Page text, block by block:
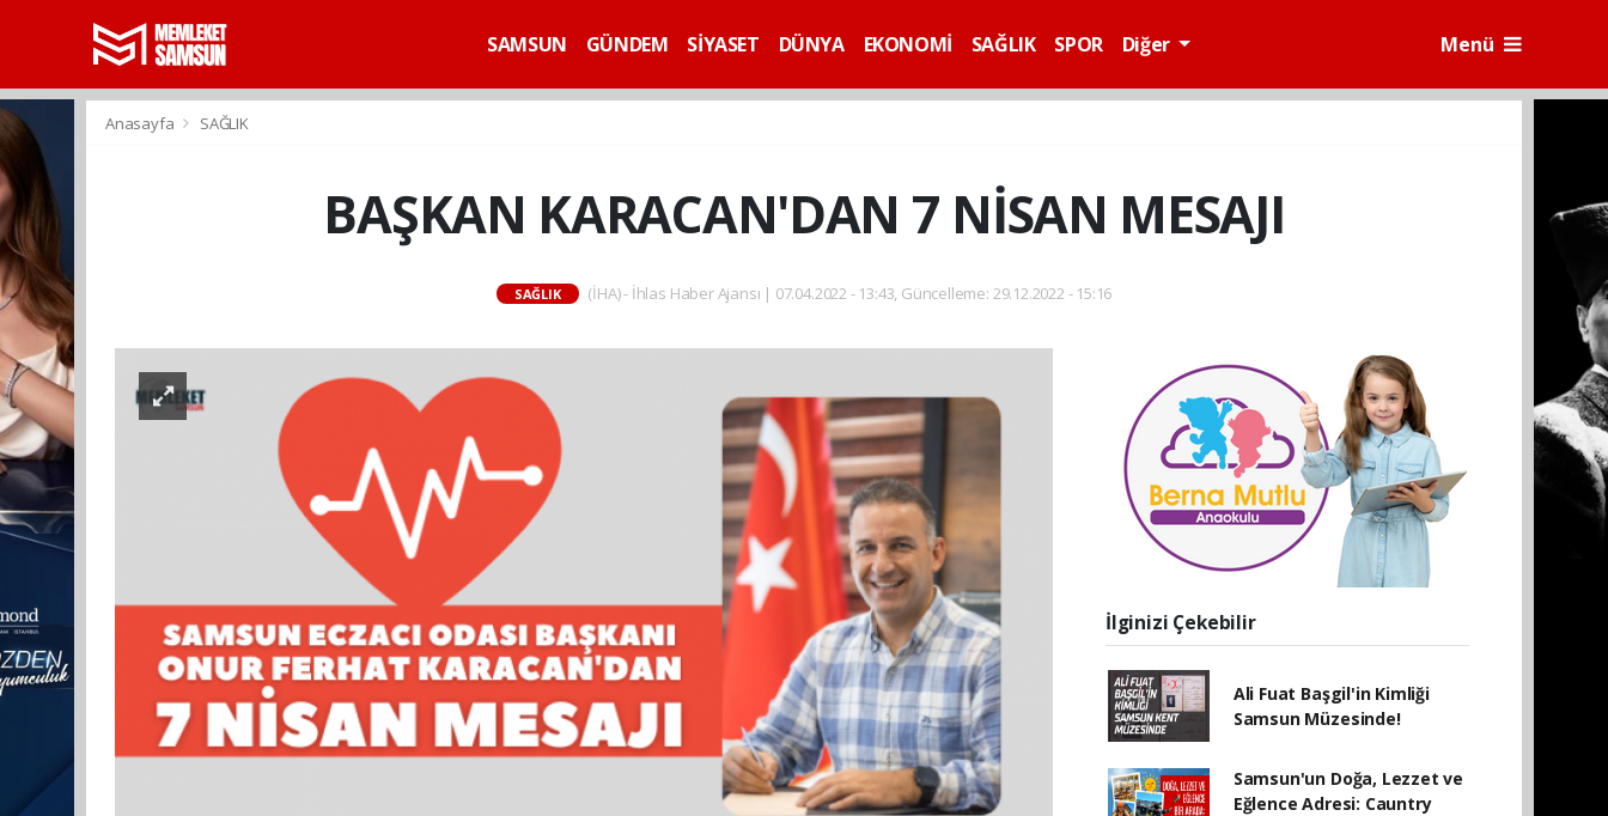
SAMSUN GÜNDEM SİYASET DÜNYA EKONOMİ SAĞLIK SPOR Diğer Menü
Anasayfa SAĞLIK
BAŞKAN KARACAN'DAN 7 NİSAN MESAJI
SAĞLIK (İHA) - İhlas Haber Ajansı | 07.04.2022 - 13:43, Güncelleme: 29.12.2022 - 15:16
İlginizi Çekebilir
Ali Fuat Başgil'in Kimliği
Samsun Müzesinde!
Samsun'un Doğa, Lezzet ve
Eğlence Adresi: Cauntry